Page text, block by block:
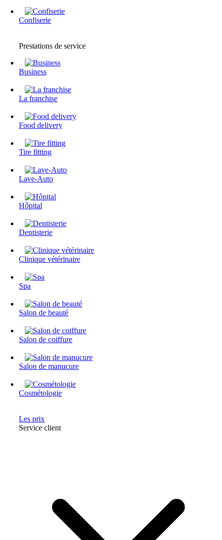
Confiserie
Prestations de service
Business
La franchise
Food delivery
Tire fitting
Lave-Auto
Hôpital
Dentisterie
Clinique vétérinaire
Spa
Salon de beauté
Salon de coiffure
Salon de manucure
Cosmétologie
Les prix
Service client